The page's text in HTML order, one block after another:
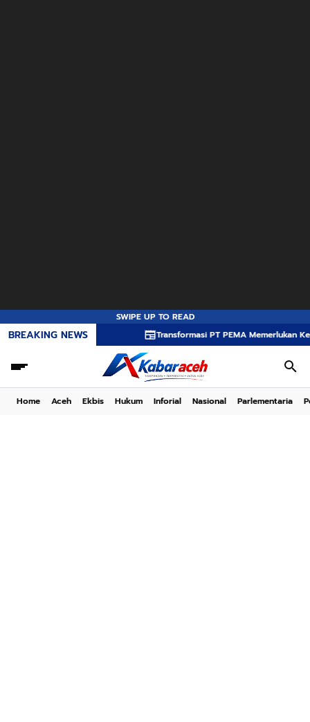
SWIPE UP TO READ
BREAKING NEWS Transformasi PT PEMA Memerlukan
Home Aceh Ekbis Hukum Inforial Nasional Parlementaria